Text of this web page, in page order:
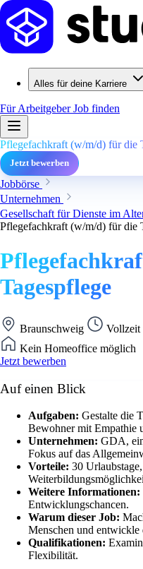
Alles für deine Karriere
Für ArbeitgeberJob finden
Pflegefachkraft (w/m/d) für die
Jetzt bewerben
Jobbörse
Unternehmen
Gesellschaft für Dienste im
Pflegefachkraft (w/m/d) für die
Tagespflege
Braunschweig Vollzeit
Kein Homeoffice möglich
Jetzt bewerben
Auf einen Blick
Aufgaben: Gestalte die
Bewohner mit Empathie
Unternehmen: GDA,
Fokus auf das
Vorteile: 30
Weitere Informationen:
Entwicklungschancen.
Warum dieser Job:
Menschen und
Qualifikationen:
Flexibilität.